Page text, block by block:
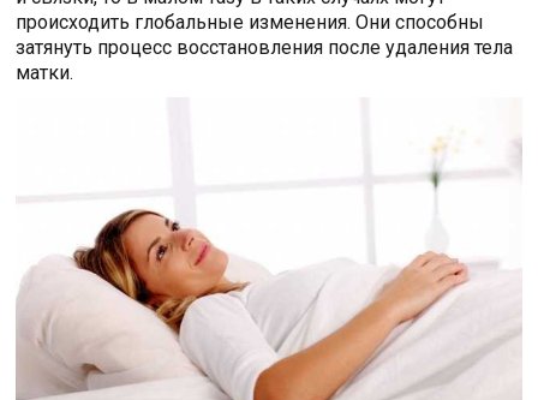
происходить глобальные изменения. Они способны
затянуть процесс восстановления после удаления тела
матки.